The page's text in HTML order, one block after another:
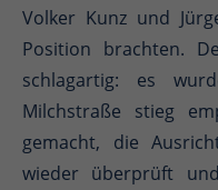
Volker Kunz und
Position brachten.
schlagartig: es
Milchstraße stieg
gemacht, die
wieder überprüft